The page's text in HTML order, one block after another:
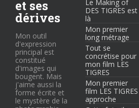
et ses
dérives
Mon outil
d'expression
principal est
constitué
d'images qui
bougent. Mais
j'aime aussi la
forme écrite et
le mystère de la
Le Making of
DES TIGRES est
là
Mon premier
long métrage
Tout se
concrétise pour
mon film LES
TIGRES
Mon premier
film LES TIGRES
approche